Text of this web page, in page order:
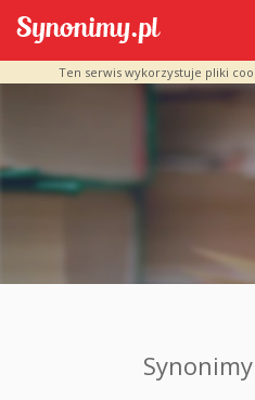
Ten serwis wykorzystuje pliki